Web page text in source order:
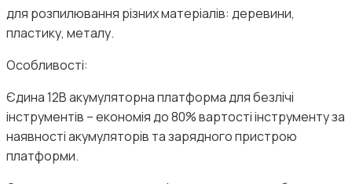
для розпилювання різних матеріалів: деревини,
пластику, металу.
Особливості:
Єдина 12В акумуляторна платформа для безлічі
інструментів – економія до 80% вартості інструменту за
наявності акумуляторів та зарядного пристрою
платформи.